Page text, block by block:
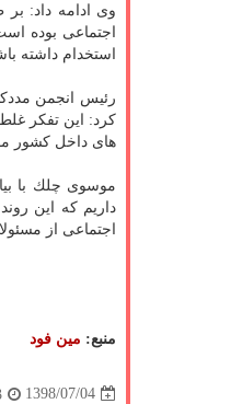
وی ادامه داد:
اجتماعی بوده
استخدام داشته
رئیس انجمن
كرد: این تفكر
های داخل كشور
موسوی چلك با
داریم كه این
اجتماعی از
منبع: مین فود
1398/07/04